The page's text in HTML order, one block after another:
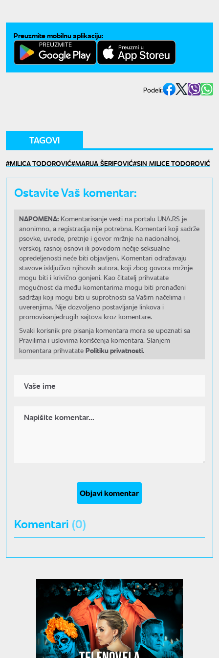
Preuzmite mobilnu aplikaciju:
Podeli:
TAGOVI
MILICA TODOROVIĆ MARIJA ŠERIFOVIĆ SIN MILICE TODOROVIĆ
Ostavite Vaš komentar:
NAPOMENA: Komentarisanje vesti na portalu UNA.RS je
anonimno, a registracija nije potrebna. Komentari koji sadrže
psovke, uvrede, pretnje i govor mržnje na nacionalnoj,
verskoj, rasnoj osnovi ili povodom nečije seksualne
opredeljenosti neće biti objavljeni. Komentari odražavaju
stavove isključivo njihovih autora, koji zbog govora mržnje
mogu biti i krivično gonjeni. Kao čitatelj prihvatate
mogućnost da među komentarima mogu biti pronađeni
sadržaji koji mogu biti u suprotnosti sa Vašim načelima i
uverenjima. Nije dozvoljeno postavljanje linkova i
promovisanjedrugih sajtova kroz komentare.
Svaki korisnik pre pisanja komentara mora se upoznati sa
Pravilima i uslovima korišćenja komentara. Slanjem
komentara prihvatate Politiku privatnosti.
Objavi komentar
Komentari (0)